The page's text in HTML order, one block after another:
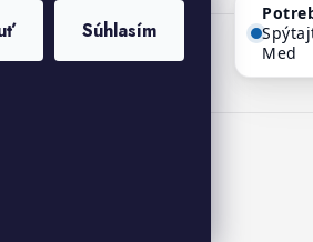
Súhlasím